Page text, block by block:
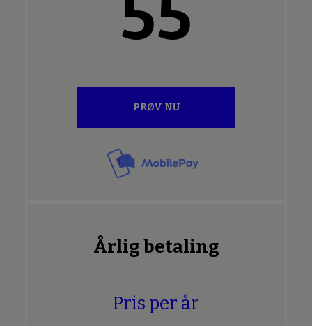
55
PRØV NU
Årlig betaling
Pris per år